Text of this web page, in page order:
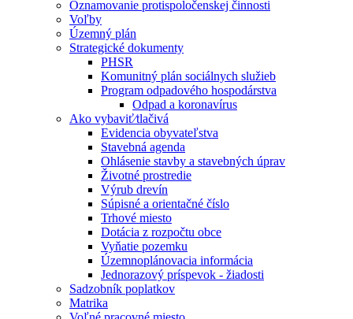
Oznamovanie protispoločenskej činnosti
Voľby
Územný plán
Strategické dokumenty
PHSR
Komunitný plán sociálnych služieb
Program odpadového hospodárstva
Odpad a koronavírus
Ako vybaviť⁄tlačivá
Evidencia obyvateľstva
Stavebná agenda
Ohlásenie stavby a stavebných úprav
Životné prostredie
Výrub drevín
Súpisné a orientačné číslo
Trhové miesto
Dotácia z rozpočtu obce
Vyňatie pozemku
Územnoplánovacia informácia
Jednorazový príspevok - žiadosti
Sadzobník poplatkov
Matrika